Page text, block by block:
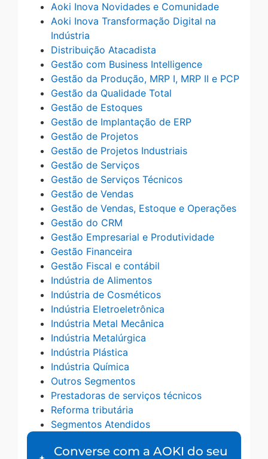
Aoki Inova Novidades e Comunidade
Aoki Inova Transformação Digital na
Indústria
Distribuição Atacadista
Gestão com Business Intelligence
Gestão da Produção, MRP I, MRP II e PCP
Gestão da Qualidade Total
Gestão de Estoques
Gestão de Implantação de ERP
Gestão de Projetos
Gestão de Projetos Industriais
Gestão de Serviços
Gestão de Serviços Técnicos
Gestão de Vendas
Gestão de Vendas, Estoque e Operações
Gestão do CRM
Gestão Empresarial e Produtividade
Gestão Financeira
Gestão Fiscal e contábil
Indústria de Alimentos
Indústria de Cosméticos
Indústria Eletroeletrônica
Indústria Metal Mecânica
Indústria Metalúrgica
Indústria Plástica
Indústria Química
Outros Segmentos
Prestadoras de serviços técnicos
Reforma tributária
Segmentos Atendidos
Converse com a AOKI do seu